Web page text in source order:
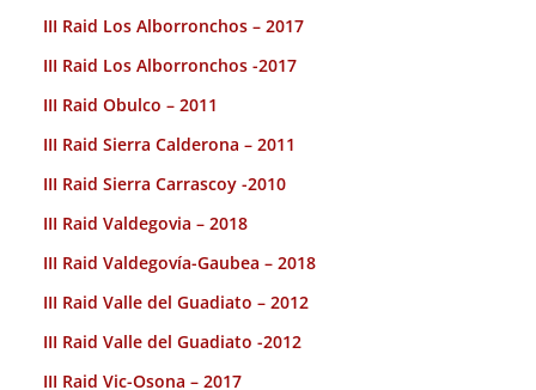
III Raid Los Alborronchos – 2017
III Raid Los Alborronchos -2017
III Raid Obulco – 2011
III Raid Sierra Calderona – 2011
III Raid Sierra Carrascoy -2010
III Raid Valdegovia – 2018
III Raid Valdegovía-Gaubea – 2018
III Raid Valle del Guadiato – 2012
III Raid Valle del Guadiato -2012
III Raid Vic-Osona – 2017